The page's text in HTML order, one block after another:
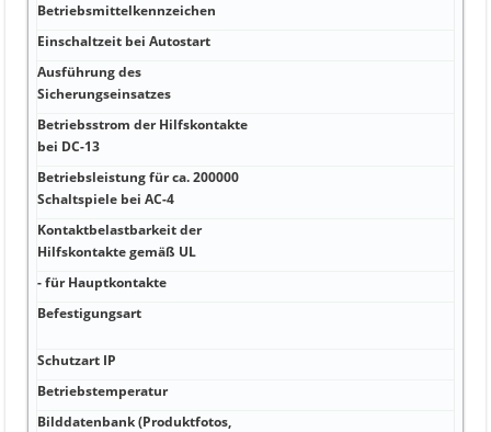
Betriebsmittelkennzeichen
Einschaltzeit bei Autostart
Ausführung des
Sicherungseinsatzes
Betriebsstrom der Hilfskontakte
bei DC-13
Betriebsleistung für ca. 200000
Schaltspiele bei AC-4
Kontaktbelastbarkeit der
Hilfskontakte gemäß UL
- für Hauptkontakte
Befestigungsart
Schutzart IP
Betriebstemperatur
Bilddatenbank (Produktfotos,